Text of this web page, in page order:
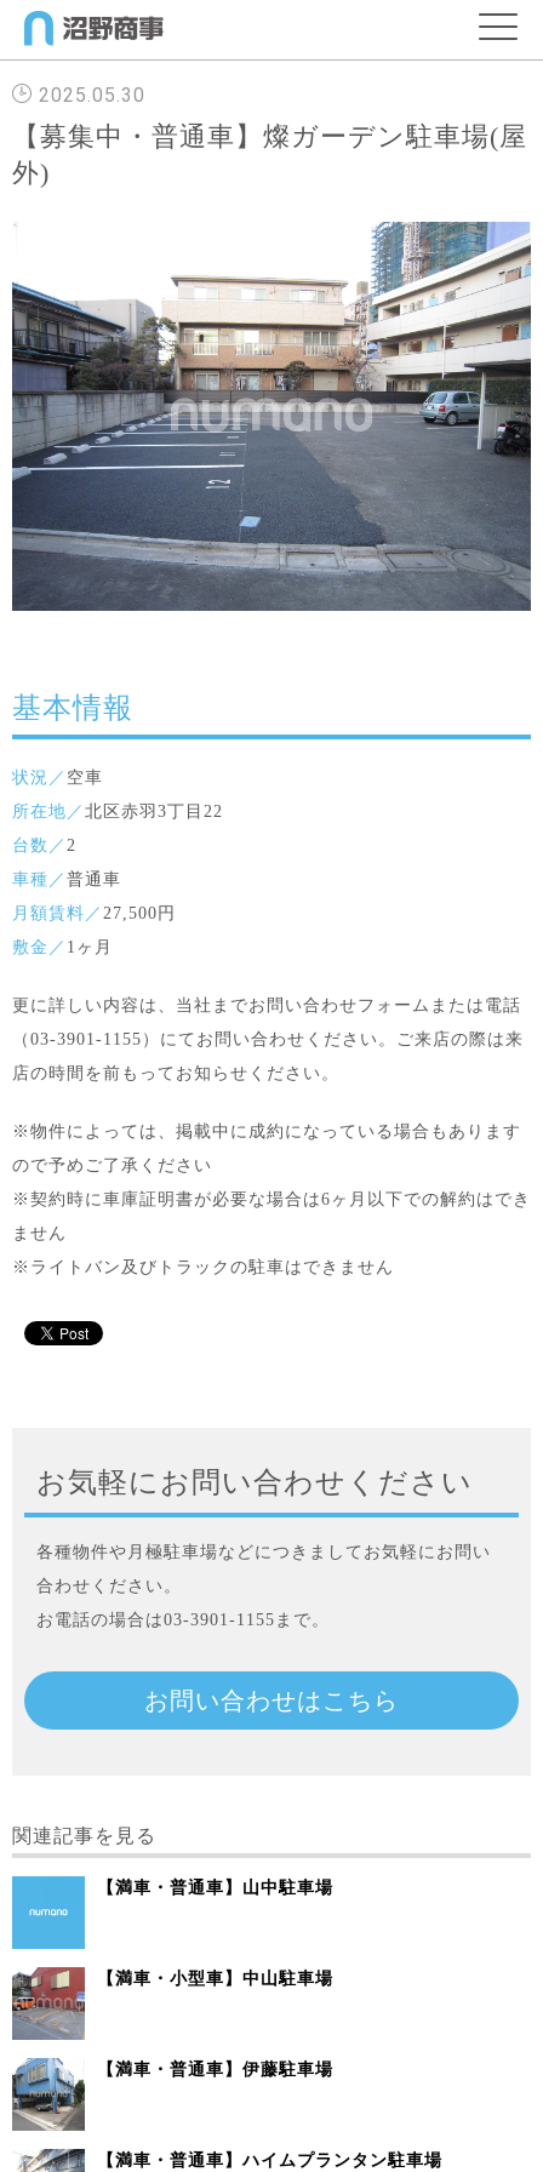
2025.05.30
【募集中・普通車】燦ガーデン駐車場(屋
外)
基本情報
状況／ 空車
所在地／ 北区赤羽3丁目22
台数／ 2
車種／ 普通車
月額賃料／ 27,500円
敷金／ 1ヶ月
更に詳しい内容は、当社までお問い合わせフォームまたは電話
（03-3901-1155）にてお問い合わせください。ご来店の際は来
店の時間を前もってお知らせください。
※物件によっては、掲載中に成約になっている場合もあります
ので予めご了承ください
※契約時に車庫証明書が必要な場合は6ヶ月以下での解約はでき
ません
※ライトバン及びトラックの駐車はできません
お気軽にお問い合わせください
各種物件や月極駐車場などにつきましてお気軽にお問い
合わせください。
お電話の場合は03-3901-1155まで。
お問い合わせはこちら
関連記事を見る
【満車・普通車】山中駐車場
【満車・小型車】中山駐車場
【満車・普通車】伊藤駐車場
【満車・普通車】ハイムプランタン駐車場